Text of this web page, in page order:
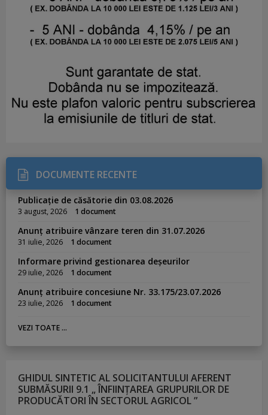
DOCUMENTE RECENTE
Publicație de căsătorie din 03.08.2026
3 august, 2026 1 document
Anunț atribuire vânzare teren din 31.07.2026
31 iulie, 2026 1 document
Informare privind gestionarea deșeurilor
29 iulie, 2026 1 document
Anunț atribuire concesiune Nr. 33.175/23.07.2026
23 iulie, 2026 1 document
VEZI TOATE ...
GHIDUL SINTETIC AL SOLICITANTULUI AFERENT
SUBMĂSURII 9.1 „ ÎNFIINȚAREA GRUPURILOR DE
PRODUCĂTORI ÎN SECTORUL AGRICOL ”